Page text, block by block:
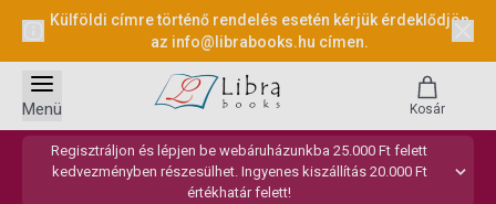
Külföldi címre történő rendelés esetén kérjük érdeklődjön
az info@librabooks.hu címen.
Regisztráljon és lépjen be webáruházunkba 25.000 Ft felett
kedvezményben részesülhet. Ingyenes kiszállítás 20.000 Ft
értékhatár felett!
Menü Kosár